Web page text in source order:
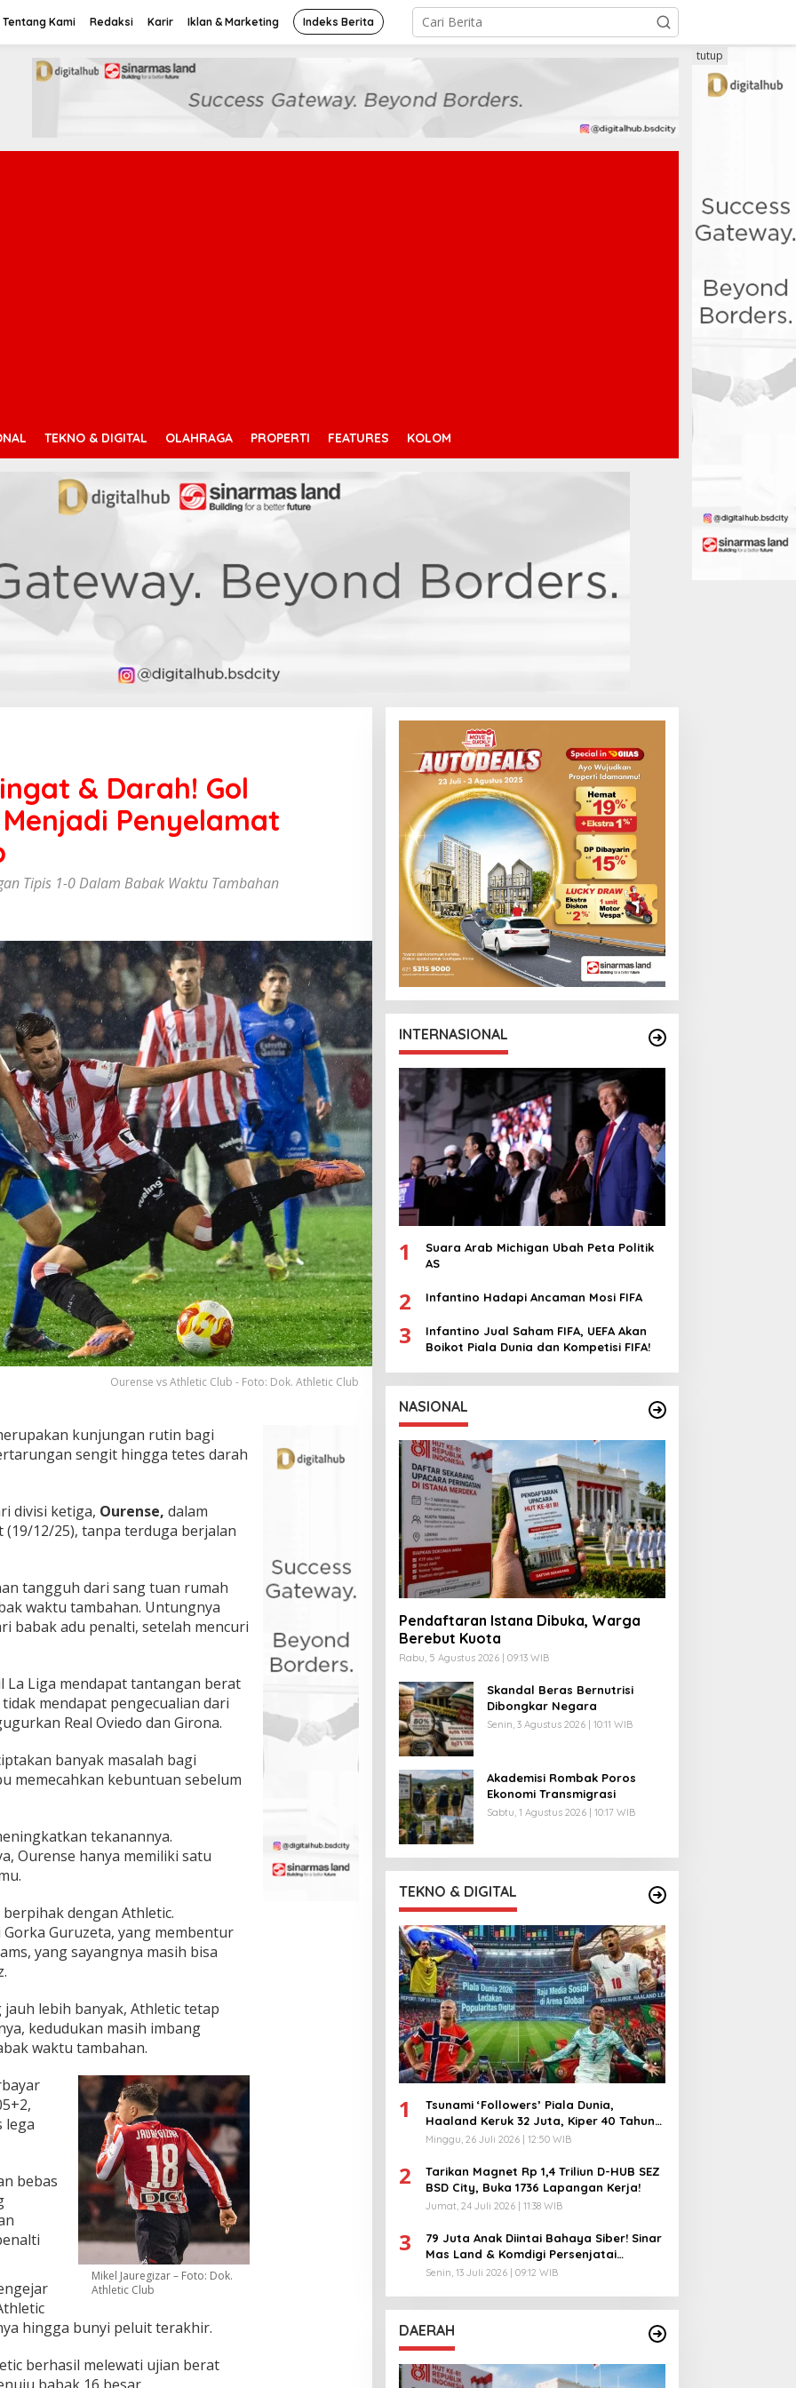
Tentang Kami Redaksi Karir Iklan & Marketing Indeks Berita
TEKNO & DIGITAL OLAHRAGA PROPERTI FEATURES KOLOM
tutup
& Darah! Gol
Penyelamat
Tipis 1-0 Dalam Babak Waktu Tambahan
Ourense vs Athletic Club - Foto: Dok. Athletic Club
kunjungan rutin bagi
sengit hingga tetes darah
divisi ketiga, Ourense, dalam
(19/12/25), tanpa terduga berjalan
tangguh dari sang tuan rumah
waktu tambahan. Untungnya
babak adu penalti, setelah mencuri
La Liga mendapat tantangan berat
mendapat pengecualian dari
Real Oviedo dan Girona.
banyak masalah bagi
memecahkan kebuntuan sebelum
tekanannya.
Ourense hanya memiliki satu
dengan Athletic.
Guruzeta, yang membentur
yang sayangnya masih bisa
lebih banyak, Athletic tetap
kedudukan masih imbang
waktu tambahan.
Mikel Jauregizar – Foto: Dok.
Athletic Club
lega
bebas
hingga bunyi peluit terakhir.
berhasil melewati ujian berat
INTERNASIONAL
1
Suara Arab Michigan Ubah Peta Politik
AS
2 Infantino Hadapi Ancaman Mosi FIFA
3
Infantino Jual Saham FIFA, UEFA Akan
Boikot Piala Dunia dan Kompetisi FIFA!
NASIONAL
Pendaftaran Istana Dibuka, Warga
Berebut Kuota
Rabu, 5 Agustus 2026 | 09:13 WIB
Skandal Beras Bernutrisi
Dibongkar Negara
Senin, 3 Agustus 2026 | 10:11 WIB
Akademisi Rombak Poros
Ekonomi Transmigrasi
Sabtu, 1 Agustus 2026 | 10:17 WIB
TEKNO & DIGITAL
1
Tsunami ‘Followers’ Piala Dunia,
Haaland Keruk 32 Juta, Kiper 40 Tahun
Bikin Geger!
Minggu, 26 Juli 2026 | 12:50 WIB
2
Tarikan Magnet Rp 1,4 Triliun D-HUB SEZ
BSD City, Buka 1736 Lapangan Kerja!
Jumat, 24 Juli 2026 | 11:38 WIB
3
79 Juta Anak Diintai Bahaya Siber! Sinar
Mas Land & Komdigi Persenjatai
Ratusan Guru!
Senin, 13 Juli 2026 | 09:12 WIB
DAERAH